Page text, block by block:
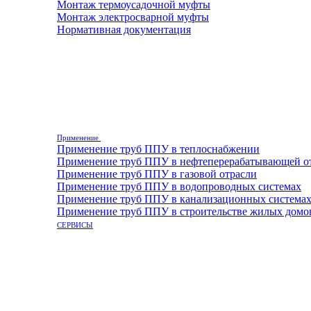
Монтаж термоусадочной муфты
Монтаж электросварной муфты
Нормативная документация
Применение
Применение труб ППУ в теплоснабжении
Применение труб ППУ в нефтеперерабатывающей
Применение труб ППУ в газовой отрасли
Применение труб ППУ в водопроводных системах
Применение труб ППУ в канализационных системах
Применение труб ППУ в строительстве жилых
СЕРВИСЫ